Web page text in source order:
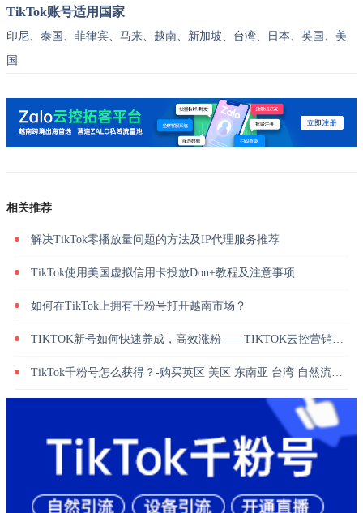
TikTok账号适用国家
印尼、泰国、菲律宾、马来、越南、新加坡、台湾、日本、英国、美
国
相关推荐
解决TikTok零播放量问题的方法及IP代理服务推荐
TikTok使用美国虚拟信用卡投放Dou+教程及注意事项
如何在TikTok上拥有千粉号打开越南市场？
TIKTOK新号如何快速养成，高效涨粉——TIKTOK云控营销系统
TikTok千粉号怎么获得？-购买英区 美区 东南亚 台湾 自然流量千粉